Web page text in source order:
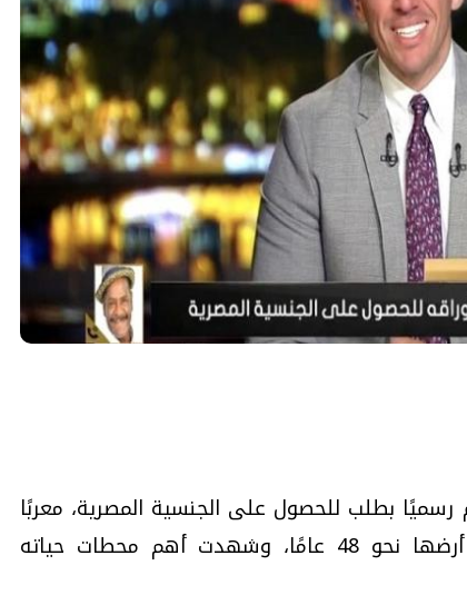
بطلب للحصول على الجنسية المصرية، معربًا
عن اعتزازه الكبير بمصر التي عاش على أرضها نحو 48 عامًا، وشهدت أهم محطات حياته
بعد إشعارات "جوجل" .. هل يمكن التنبوء .. تساؤلات